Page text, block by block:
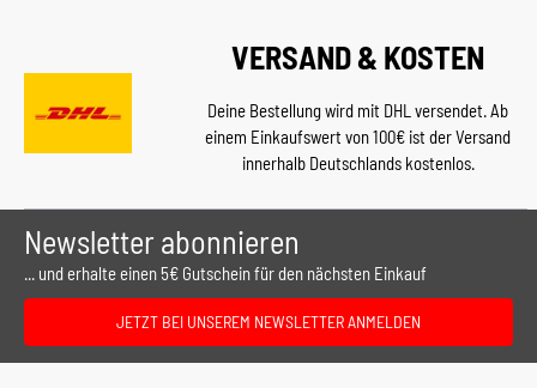
VERSAND & KOSTEN
Deine Bestellung wird mit DHL versendet. Ab
einem Einkaufswert von 100€ ist der Versand
innerhalb Deutschlands kostenlos.
Newsletter abonnieren
... und erhalte einen 5€ Gutschein für den nächsten Einkauf
JETZT BEI UNSEREM NEWSLETTER ANMELDEN